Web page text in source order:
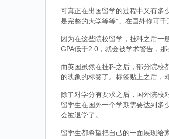
可真正在出国留学的过程中又有多
是完整的大学等等”。在国外你可
因为在这些院校留学，挂科之后一
GPA低于2.0，就会被学术警告，
而英国虽然在挂科之后，部分院校
的映象的标签了。标签贴上之后，
除了对学分有要求之后，国外院校
留学生在国外一个学期需要达到多
会被退学了。
留学生都希望把自己的一面展现给